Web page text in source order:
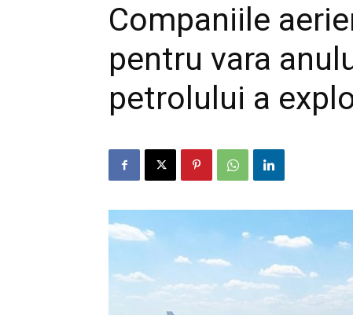
Companiile
pentru vara
petrolului a